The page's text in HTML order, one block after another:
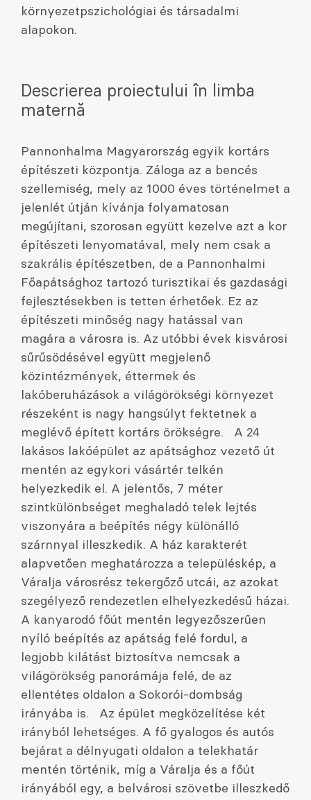
környezetpszichológiai és társadalmi
alapokon.
Descrierea proiectului în limba
maternă
Pannonhalma Magyarország egyik kortárs
építészeti központja. Záloga az a bencés
szellemiség, mely az 1000 éves történelmet a
jelenlét útján kívánja folyamatosan
megújítani, szorosan együtt kezelve azt a kor
építészeti lenyomatával, mely nem csak a
szakrális építészetben, de a Pannonhalmi
Főapátsághoz tartozó turisztikai és gazdasági
fejlesztésekben is tetten érhetőek. Ez az
építészeti minőség nagy hatással van
magára a városra is. Az utóbbi évek kisvárosi
sűrűsödésével együtt megjelenő
közintézmények, éttermek és
lakóberuházások a világörökségi környezet
részeként is nagy hangsúlyt fektetnek a
meglévő épített kortárs örökségre. A 24
lakásos lakóépület az apátsághoz vezető út
mentén az egykori vásártér telkén
helyezkedik el. A jelentős, 7 méter
szintkülönbséget meghaladó telek lejtés
viszonyára a beépítés négy különálló
szárnnyal illeszkedik. A ház karakterét
alapvetően meghatározza a településkép, a
Váralja városrész tekergőző utcái, az azokat
szegélyező rendezetlen elhelyezkedésű házai.
A kanyarodó főút mentén legyezőszerűen
nyíló beépítés az apátság felé fordul, a
legjobb kilátást biztosítva nemcsak a
világörökség panorámája felé, de az
ellentétes oldalon a Sokorói-dombság
irányába is. Az épület megközelítése két
irányból lehetséges. A fő gyalogos és autós
bejárat a délnyugati oldalon a telekhatár
mentén történik, míg a Váralja és a főút
irányából egy, a belvárosi szövetbe illeszkedő